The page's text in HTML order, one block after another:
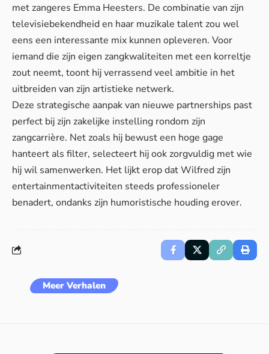
met zangeres Emma Heesters. De combinatie van zijn
televisiebekendheid en haar muzikale talent zou wel
eens een interessante mix kunnen opleveren. Voor
iemand die zijn eigen zangkwaliteiten met een korreltje
zout neemt, toont hij verrassend veel ambitie in het
uitbreiden van zijn artistieke netwerk.
Deze strategische aanpak van nieuwe partnerships past
perfect bij zijn zakelijke instelling rondom zijn
zangcarrière. Net zoals hij bewust een hoge gage
hanteert als filter, selecteert hij ook zorgvuldig met wie
hij wil samenwerken. Het lijkt erop dat Wilfred zijn
entertainmentactiviteiten steeds professioneler
benadert, ondanks zijn humoristische houding erover.
Meer Verhalen